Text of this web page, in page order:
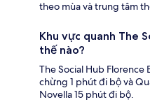
theo mùa và trung tâm
Khu vực quanh The
thế nào?
The Social Hub Florence
chừng 1 phút đi bộ và
Novella 15 phút đi bộ.